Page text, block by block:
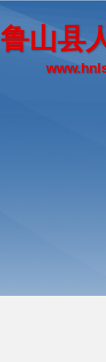
鲁山县